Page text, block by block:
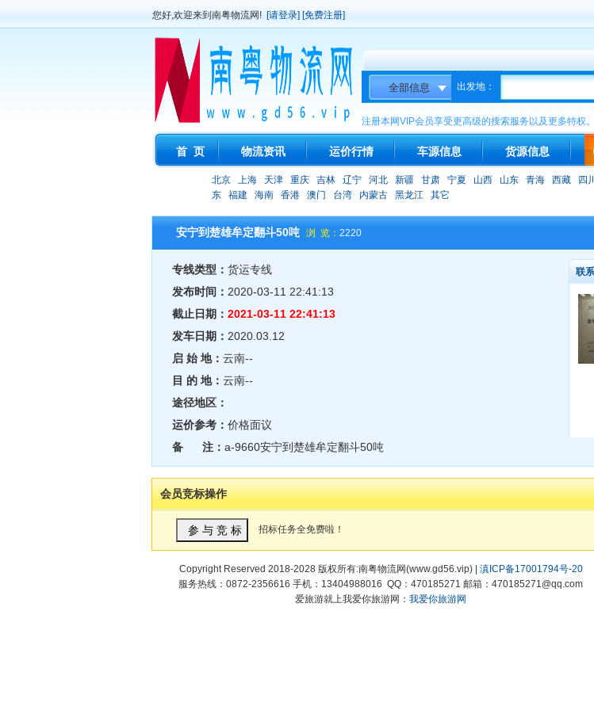
您好,欢迎来到南粤物流网! [请登录] [免费注册]
出发地：
注册本网VIP会员享受更高级的搜索服务以及更多特权。
首 页 物流资讯 运价行情 车源信息 货源信息
北京 上海 天津 重庆 吉林 辽宁 河北 新疆 甘肃 宁夏 山西 山东 青海 西藏 四川
东
福建 海南 香港 澳门 台湾 内蒙古 黑龙江 其它
安宁到楚雄牟定翻斗50吨 浏 览： 2220
专线类型： 货运专线
发布时间： 2020-03-11 22:41:13
截止日期： 2021-03-11 22:41:13
发车日期： 2020.03.12
启 始 地： 云南--
目 的 地： 云南--
途径地区：
运价参考： 价格面议
备 注： a-9660安宁到楚雄牟定翻斗50吨
联
会员竞标操作
招标任务全免费啦！
Copyright Reserved 2018-2028 版权所有:南粤物流网(www.gd56.vip) | 滇ICP备17001794号-20
服务热线：0872-2356616 手机：13404988016 QQ：470185271 邮箱：470185271@qq.com
爱旅游就上我爱你旅游网： 我爱你旅游网